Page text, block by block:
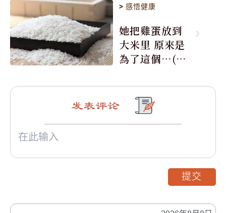
>感悟健康
她把雞蛋放到
大米里 原來是
為了這個…(組
发表评论
提交